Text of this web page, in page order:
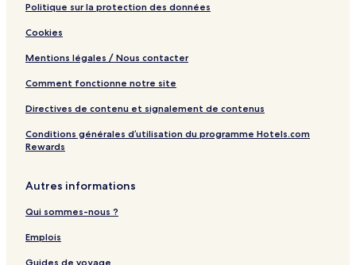
Politique sur la protection des données
Cookies
Mentions légales / Nous contacter
Comment fonctionne notre site
Directives de contenu et signalement de contenus
Conditions générales d’utilisation du programme Hotels.com
Rewards
Autres informations
Qui sommes-nous ?
Emplois
Guides de voyage